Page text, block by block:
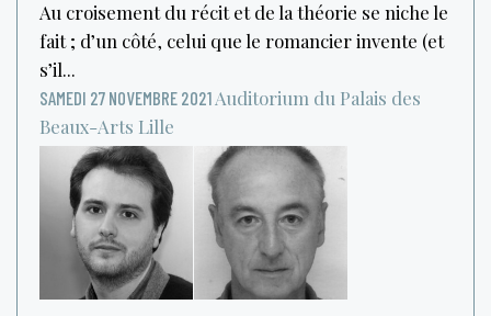
Au croisement du récit et de la théorie se niche le
fait ; d’un côté, celui que le romancier invente (et
s’il...
SAMEDI 27 NOVEMBRE 2021 Auditorium du Palais des
Beaux-Arts Lille